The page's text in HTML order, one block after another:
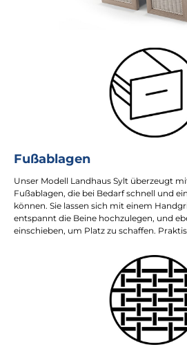
Fußablagen
Unser Modell Landhaus Sylt überzeugt
Fußablagen, die bei Bedarf schnell und
können. Sie lassen sich mit einem
entspannt die Beine hochzulegen, und
einschieben, um Platz zu schaffen.